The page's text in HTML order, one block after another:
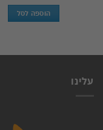
הוספה לסל
עלינו